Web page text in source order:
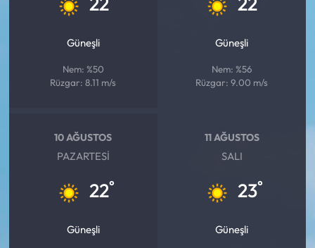
Güneşli
Nem: %50
Rüzgar: 8.11 m/s
Güneşli
Nem: %56
Rüzgar: 9.00 m/s
10 AĞUSTOS
PAZARTESI
22°
Güneşli
11 AĞUSTOS
SALI
23°
Güneşli